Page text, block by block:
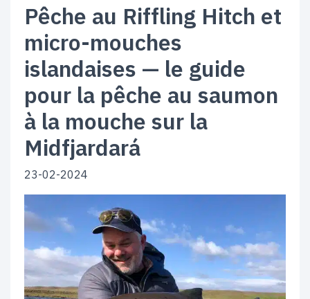
Pêche au Riffling Hitch et
micro-mouches
islandaises — le guide
pour la pêche au saumon
à la mouche sur la
Midfjardará
23-02-2024